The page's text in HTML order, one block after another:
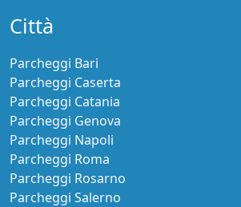
Città
Parcheggi Bari
Parcheggi Caserta
Parcheggi Catania
Parcheggi Genova
Parcheggi Napoli
Parcheggi Roma
Parcheggi Rosarno
Parcheggi Salerno